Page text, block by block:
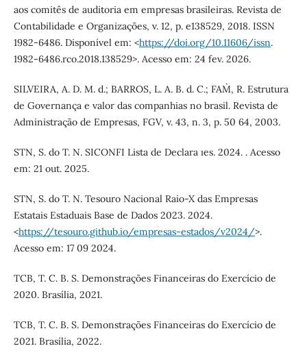
aos comitês de auditoria em empresas brasileiras. Revista de
Contabilidade e Organizações, v. 12, p. e138529, 2018. ISSN
1982-6486. Disponível em: <https://doi.org/10.11606/issn.
1982-6486.rco.2018.138529>. Acesso em: 24 fev. 2026.
SILVEIRA, A. D. M. d.; BARROS, L. A. B. d. C.; FAM`, R. Estrutura
de Governança e valor das companhias no brasil. Revista de
Administração de Empresas, FGV, v. 43, n. 3, p. 50 64, 2003.
STN, S. do T. N. SICONFI Lista de Declara ıes. 2024. . Acesso
em: 21 out. 2025.
STN, S. do T. N. Tesouro Nacional Raio-X das Empresas
Estatais Estaduais Base de Dados 2023. 2024.
<https://tesouro.github.io/empresas-estados/v2024/>.
Acesso em: 17 09 2024.
TCB, T. C. B. S. Demonstrações Financeiras do Exercício de
2020. Brasília, 2021.
TCB, T. C. B. S. Demonstrações Financeiras do Exercício de
2021. Brasília, 2022.